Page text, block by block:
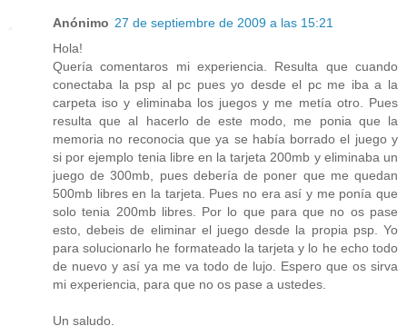
Anónimo 27 de septiembre de 2009 a las 15:21
Hola!
Quería comentaros mi experiencia. Resulta que cuando
conectaba la psp al pc pues yo desde el pc me iba a la
carpeta iso y eliminaba los juegos y me metía otro. Pues
resulta que al hacerlo de este modo, me ponia que la
memoria no reconocia que ya se había borrado el juego y
si por ejemplo tenia libre en la tarjeta 200mb y eliminaba un
juego de 300mb, pues debería de poner que me quedan
500mb libres en la tarjeta. Pues no era así y me ponía que
solo tenia 200mb libres. Por lo que para que no os pase
esto, debeis de eliminar el juego desde la propia psp. Yo
para solucionarlo he formateado la tarjeta y lo he echo todo
de nuevo y así ya me va todo de lujo. Espero que os sirva
mi experiencia, para que no os pase a ustedes.
Un saludo.